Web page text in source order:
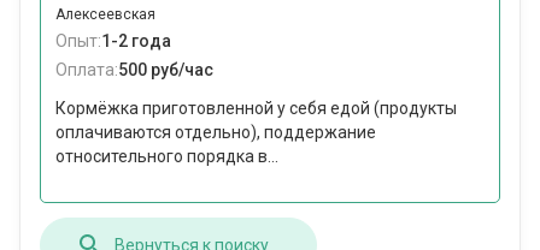
Алексеевская
Опыт:1-2 года
Оплата:500 руб/час
Кормёжка приготовленной у себя едой (продукты
оплачиваются отдельно), поддержание
относительного порядка в...
Вернуться к поиску